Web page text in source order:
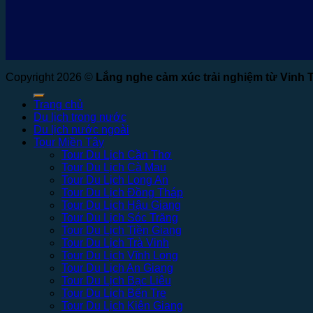
Copyright 2026 © Lắng nghe cảm xúc trải nghiệm từ Vinh
Trang chủ
Du lịch trong nước
Du lịch nước ngoài
Tour Miền Tây
Tour Du Lịch Cần Thơ
Tour Du Lịch Cà Mau
Tour Du Lịch Long An
Tour Du Lịch Đồng Tháp
Tour Du Lịch Hậu Giang
Tour Du Lịch Sóc Trăng
Tour Du Lịch Tiền Giang
Tour Du Lịch Trà Vinh
Tour Du Lịch Vĩnh Long
Tour Du Lịch An Giang
Tour Du Lịch Bạc Liêu
Tour Du Lịch Bến Tre
Tour Du Lịch Kiên Giang